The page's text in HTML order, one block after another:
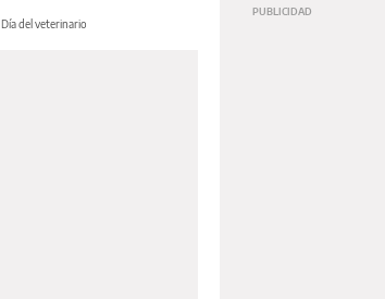
Día del veterinario